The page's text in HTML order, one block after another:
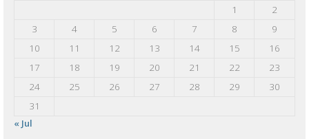
1
2
3
4 5 6 7 8
9
10
11 12 13 14 15
16
17
18 19 20 21 22
23
24
25 26 27 28 29
30
31
« Jul